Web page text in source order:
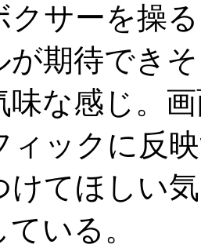
クサーを操
が期待でき
味な感じ。
ィックに反
けてほしい
いる。